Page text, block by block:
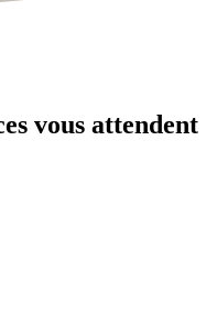
vous attendent